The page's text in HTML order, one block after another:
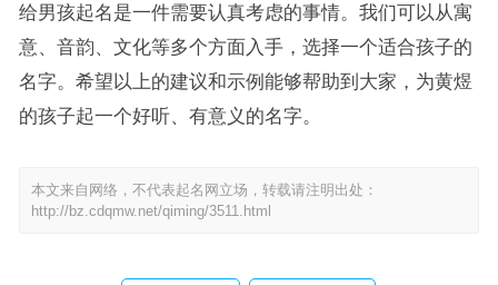
给男孩起名是一件需要认真考虑的事情。我们可以从寓
意、音韵、文化等多个方面入手，选择一个适合孩子的
名字。希望以上的建议和示例能够帮助到大家，为黄煜
的孩子起一个好听、有意义的名字。
本文来自网络，不代表起名网立场，转载请注明出处：
http://bz.cdqmw.net/qiming/3511.html